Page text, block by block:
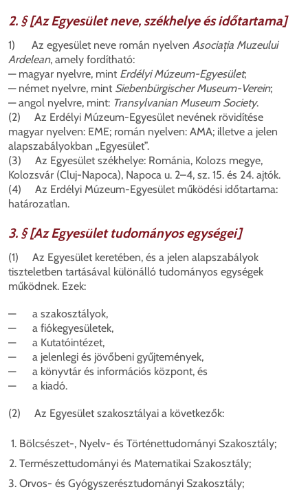
2. § [Az Egyesület neve, székhelye és időtartama]
1) Az egyesület neve román nyelven Asociația Muzeului
Ardelean, amely fordítható:
— magyar nyelvre, mint Erdélyi Múzeum-Egyesület;
— német nyelvre, mint Siebenbürgischer Museum-Verein;
— angol nyelvre, mint: Transylvanian Museum Society.
(2) Az Erdélyi Múzeum-Egyesület nevének rövidítése
magyar nyelven: EME; román nyelven: AMA; illetve a jelen
alapszabályokban „Egyesület”.
(3) Az Egyesület székhelye: Románia, Kolozs megye,
Kolozsvár (Cluj-Napoca), Napoca u. 2–4, sz. 15. és 24. ajtók.
(4) Az Erdélyi Múzeum-Egyesület működési időtartama:
határozatlan.
3. § [Az Egyesület tudományos egységei]
(1) Az Egyesület keretében, és a jelen alapszabályok
tiszteletben tartásával különálló tudományos egységek
működnek. Ezek:
— a szakosztályok,
— a fiókegyesületek,
— a Kutatóintézet,
— a jelenlegi és jövőbeni gyűjtemények,
— a könyvtár és információs központ, és
— a kiadó.
(2) Az Egyesület szakosztályai a következők:
Bölcsészet-, Nyelv- és Történettudományi Szakosztály;
Természettudományi és Matematikai Szakosztály;
Orvos- és Gyógyszerésztudományi Szakosztály;